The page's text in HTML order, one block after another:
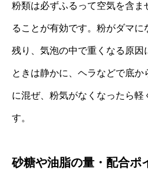
粉類は必ずふるって空気を含ま
ることが有効です。粉がダマ
残り、気泡の中で重くなる原因
ときは静かに、ヘラなどで底か
に混ぜ、粉気がなくなったら軽
す。
砂糖や油脂の量・配合ポ